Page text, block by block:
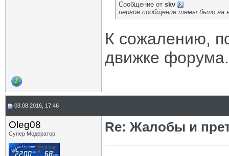
Сообщение от skv
первое сообщение темы было на
К сожалению,
движке форума.
03.08.2016, 17:46
Oleg08
Супер Модератор Re: Жалобы и